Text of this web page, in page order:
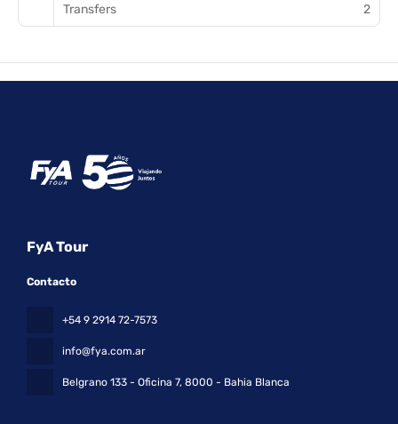
Transfers 2
FyA Tour
Contacto
+54 9 2914 72-7573
info@fya.com.ar
Belgrano 133 - Oficina 7, 8000 - Bahia Blanca